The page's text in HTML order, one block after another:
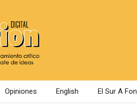
Opiniones English El Sur A